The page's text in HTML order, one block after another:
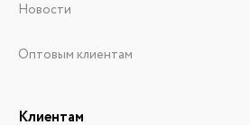
Новости
Оптовым клиентам
Клиентам